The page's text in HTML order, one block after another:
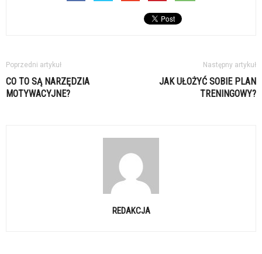
Poprzedni artykuł
CO TO SĄ NARZĘDZIA
MOTYWACYJNE?
Następny artykuł
JAK UŁOŻYĆ SOBIE PLAN
TRENINGOWY?
REDAKCJA